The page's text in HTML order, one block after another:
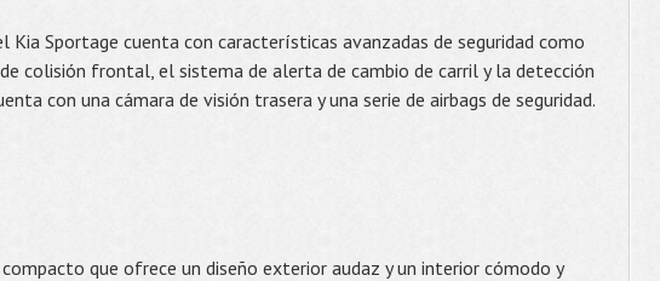
Kia Sportage cuenta con características avanzadas de seguridad como
colisión frontal, el sistema de alerta de cambio de carril y la detección
con una cámara de visión trasera y una serie de airbags de seguridad.
compacto que ofrece un diseño exterior audaz y un interior cómodo y